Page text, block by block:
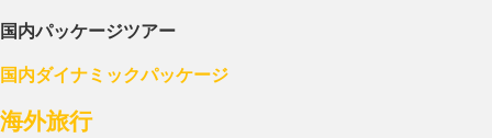
国内パッケージツアー
国内ダイナミックパッケージ
海外旅行